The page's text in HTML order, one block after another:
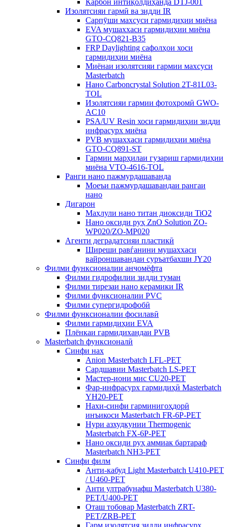
Карбон интиқолдиҳанда DTJ-001
Изолятсияи гармӣ ва зидди IR
Сарпӯши махсуси гармидиҳии миёна
EVA мушаххаси гармидиҳии миёна
GTO-CQ821-B35
FRP Daylighting сафолҳои хоси
гармидиҳии миёна
Миёнаи изолятсияи гармии махсуси
Masterbatch
Нано Carboncrystal Solution 2T-81L03-
TOL
Изолятсияи гармии фотохромӣ GWO-
AC10
PSA/UV Resin хоси гармидиҳии зидди
инфрасурх миёна
PVB мушаххаси гармидиҳии миёна
GTO-CQ891-ST
Гармии марҳилаи гузариш гармидиҳии
миёна VTO-4616-TOL
Ранги нано пажмурдашаванда
Моеъи пажмурдашавандаи рангаи
нано
Дигарон
Маҳлули нано титан диоксиди TiO2
Нано оксиди руҳ ZnO Solution ZO-
WP020/ZO-MP020
Агенти деградатсияи пластикӣ
Ширеши равѓанини мушаххаси
вайроншавандаи суръатбахши JY20
Филми функсионалии анҷомёфта
Филми гидрофилии зидди туман
Филми тирезаи нано керамики IR
Филми функсионалии PVC
Филми супергидрофобӣ
Филми функсионалии фосилавӣ
Филми гармидиҳии EVA
Плёнкаи гармидихандаи PVB
Masterbatch функсионалӣ
Синфи нах
Anion Masterbatch LFL-PET
Сардшавии Masterbatch LS-PET
Мастер-иони мис CU20-PET
Фар-инфрасурх гармидиҳӣ Masterbatch
YH20-PET
Нахи-синфи гарминигоҳдорӣ
инъикоси Masterbatch FR-6P-PET
Нури азхудкунии Thermogenic
Masterbatch FX-6P-PET
Нано оксиди руҳ аммиак бартараф
Masterbatch NH3-PET
Синфи филм
Анти-кабуд Light Masterbatch U410-PET
/ U460-PET
Анти ултрабунафш Masterbatch U380-
PET/U400-PET
Оташ тобовар Masterbatch ZRT-
PET/ZRB-PET
Гарм изолятсия зидди инфрасурх